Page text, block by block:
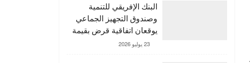
البنك الإفريقي للتنمية
وصندوق التجهيز الجماعي
يوقعان اتفاقية قرض بقيمة
150 مليون يورو لدعم23 يوليو 2026